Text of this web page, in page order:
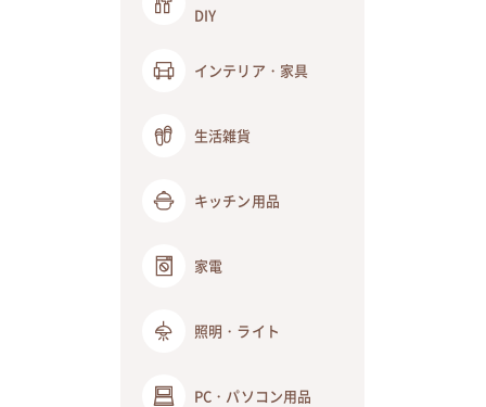
DIY
インテリア・家具
生活雑貨
キッチン用品
家電
照明・ライト
PC・パソコン用品